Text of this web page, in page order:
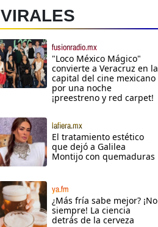
VIRALES
fusionradio.mx
"Loco México Mágico"
convierte a Veracruz en la
capital del cine mexicano
por una noche
¡preestreno y red carpet!
lafiera.mx
El tratamiento estético
que dejó a Galilea
Montijo con quemaduras
ya.fm
¿Más fría sabe mejor? ¡No
siempre! La ciencia
detrás de la cerveza